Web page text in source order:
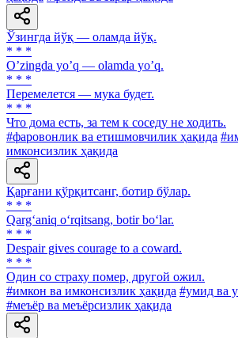
Ўзингда йўқ — оламда йўқ.
* * *
Oʼzingda yoʼq — olamda yoʼq.
* * *
Перемелется — мука будет.
* * *
Что дома есть, за тем к соседу не ходить.
#фаровонлик ва етишмовчилик ҳақида
имконсизлик ҳақида
Қарғани қўрқитсанг, ботир бўлар.
* * *
Qarg‘aniq o‘rqitsang, botir bo‘lar.
* * *
Despair gives courage to a coward.
* * *
Один со страху помер, другой ожил.
#имкон ва имконсизлик ҳақида #умид ва
#меъёр ва меъёрсизлик ҳақида